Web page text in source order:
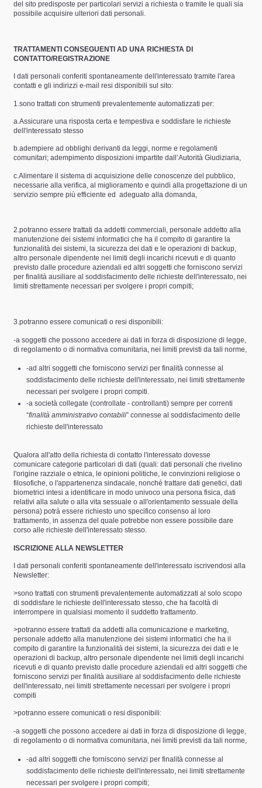
del sito predisposte per particolari servizi a richiesta o tramite le quali sia
possibile acquisire ulteriori dati personali.
TRATTAMENTI CONSEGUENTI AD UNA RICHIESTA DI
CONTATTO/REGISTRAZIONE
I dati personali conferiti spontaneamente dell'interessato tramite l'area
contatti e gli indirizzi e-mail resi disponibili sul sito:
1.sono trattati con strumenti prevalentemente automatizzati per:
a.Assicurare una risposta certa e tempestiva e soddisfare le richieste
dell'interessato stesso
b.adempiere ad obblighi derivanti da leggi, norme e regolamenti
comunitari; adempimento disposizioni impartite dall’Autorità Giudiziaria,
c.Alimentare il sistema di acquisizione delle conoscenze del pubblico,
necessarie alla verifica, al miglioramento e quindi alla progettazione di un
servizio sempre più efficiente ed adeguato alla domanda,
2.potranno essere trattati da addetti commerciali, personale addetto alla
manutenzione dei sistemi informatici che ha il compito di garantire la
funzionalità dei sistemi, la sicurezza dei dati e le operazioni di backup,
altro personale dipendente nei limiti degli incarichi ricevuti e di quanto
previsto dalle procedure aziendali ed altri soggetti che forniscono servizi
per finalità ausiliare al soddisfacimento delle richieste dell'interessato, nei
limiti strettamente necessari per svolgere i propri compiti;
3.potranno essere comunicati o resi disponibili:
-a soggetti che possono accedere ai dati in forza di disposizione di legge,
di regolamento o di normativa comunitaria, nei limiti previsti da tali norme,
-ad altri soggetti che forniscono servizi per finalità connesse al
soddisfacimento delle richieste dell'interessato, nei limiti strettamente
necessari per svolgere i propri compiti.
-a società collegate (controllate - controllanti) sempre per correnti
“finalità amministrativo contabili” connesse al soddisfacimento delle
richieste dell'interessato
Qualora all'atto della richiesta di contatto l'interessato dovesse
comunicare categorie particolari di dati (quali: dati personali che rivelino
l'origine razziale o etnica, le opinioni politiche, le convinzioni religiose o
filosofiche, o l'appartenenza sindacale, nonché trattare dati genetici, dati
biometrici intesi a identificare in modo univoco una persona fisica, dati
relativi alla salute o alla vita sessuale o all'orientamento sessuale della
persona) potrà essere richiesto uno specifico consenso al loro
trattamento, in assenza del quale potrebbe non essere possibile dare
corso alle richieste dell'interessato stesso.
ISCRIZIONE ALLA NEWSLETTER
I dati personali conferiti spontaneamente dell'interessato iscrivendosi alla
Newsletter:
>sono trattati con strumenti prevalentemente automatizzati al solo scopo
di soddisfare le richieste dell'interessato stesso, che ha facoltà di
interrompere in qualsiasi momento il suddetto trattamento.
>potranno essere trattati da addetti alla comunicazione e marketing,
personale addetto alla manutenzione dei sistemi informatici che ha il
compito di garantire la funzionalità dei sistemi, la sicurezza dei dati e le
operazioni di backup, altro personale dipendente nei limiti degli incarichi
ricevuti e di quanto previsto dalle procedure aziendali ed altri soggetti che
forniscono servizi per finalità ausiliare al soddisfacimento delle richieste
dell'interessato, nei limiti strettamente necessari per svolgere i propri
compiti
>potranno essere comunicati o resi disponibili:
-a soggetti che possono accedere ai dati in forza di disposizione di legge,
di regolamento o di normativa comunitaria, nei limiti previsti da tali norme,
-ad altri soggetti che forniscono servizi per finalità connesse al
soddisfacimento delle richieste dell'interessato, nei limiti strettamente
necessari per svolgere i propri compiti;